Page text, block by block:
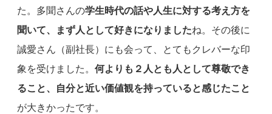
た。多聞さんの学生時代の話や人生に対する考え方を
聞いて、まず人として好きになりましたね。その後に
誠愛さん（副社長）にも会って、とてもクレバーな印
象を受けました。 何よりも２人とも人として尊敬でき
ること、自分と近い価値観を持っていると感じたこと
が大きかったです。